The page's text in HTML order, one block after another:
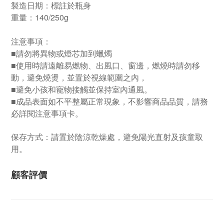
製造日期：標註於瓶身
重量：140/250g
注意事項：
■請勿將異物或燈芯加到蠟燭
■使用時請遠離易燃物、出風口、窗邊，燃燒時請勿移
動，避免燒燙，並置於視線範圍之內，
■避免小孩和寵物接觸並保持室內通風。
■成品表面如不平整屬正常現象，不影響商品品質，請務
必詳閱注意事項卡。
保存方式：請置於陰涼乾燥處，避免陽光直射及孩童取
用。
顧客評價